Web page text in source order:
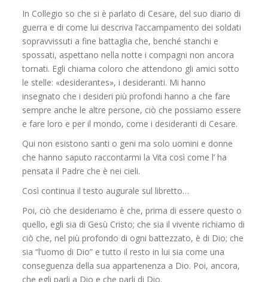
In Collegio so che si è parlato di Cesare, del suo diario di
guerra e di come lui descriva l’accampamento dei soldati
sopravvissuti a fine battaglia che, benché stanchi e
spossati, aspettano nella notte i compagni non ancora
tornati. Egli chiama coloro che attendono gli amici sotto
le stelle: «desiderantes», i desideranti. Mi hanno
insegnato che i desideri più profondi hanno a che fare
sempre anche le altre persone, ciò che possiamo essere
e fare loro e per il mondo, come i desideranti di Cesare.
Qui non esistono santi o geni ma solo uomini e donne
che hanno saputo raccontarmi la Vita così come l’ ha
pensata il Padre che è nei cieli.
Così continua il testo augurale sul libretto…
Poi, ciò che desideriamo è che, prima di essere questo o
quello, egli sia di Gesù Cristo; che sia il vivente richiamo di
ciò che, nel più profondo di ogni battezzato, è di Dio; che
sia “l’uomo di Dio” e tutto il resto in lui sia come una
conseguenza della sua appartenenza a Dio. Poi, ancora,
che egli parli a Dio e che parli di Dio.